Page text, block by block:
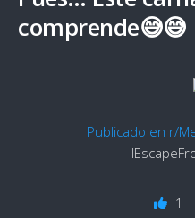
comprende😅😅
Publicado en r/
1